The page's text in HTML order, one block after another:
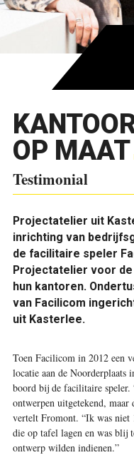
OP MAAT
Testimonial
Projectatelier uit
inrichting van
de facilitaire speler
Projectatelier voor
hun kantoren.
van Facilicom
uit Kasterlee.
Toen Facilicom in 2012 een
locatie aan de Noorderplaats
boord bij de facilitaire speler.
ontwerpen uitgetekend, maar
vertelt Fromont. “Ik was niet
die op tafel lagen en was blij
ontwerp wilden indienen.”